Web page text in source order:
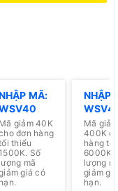
MÃ:
Mã giảm 40K
đơn hàng
thiểu
Số
lượng mã
giá có
hạn.
NHẬP
Mã giảm
400K
hàng
6000K.
lượng
giảm
hạn.